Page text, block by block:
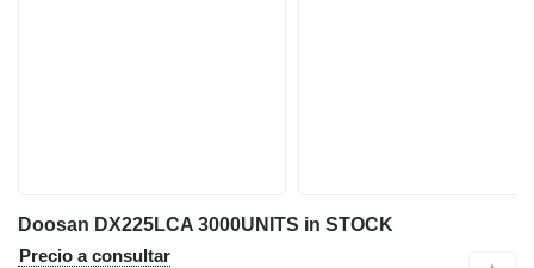
Doosan DX225LCA 3000UNITS in STOCK
Precio a consultar